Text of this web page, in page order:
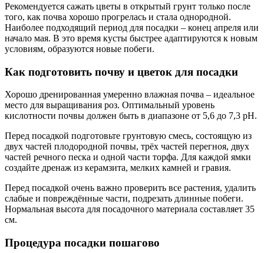
Рекомендуется сажать цветы в открытый грунт только после
того, как почва хорошо прогрелась и стала однородной.
Наиболее подходящий период для посадки – конец апреля или
начало мая. В это время кусты быстрее адаптируются к новым
условиям, образуются новые побеги.
Как подготовить почву и цветок для посадки
Хорошо дренированная умеренно влажная почва – идеальное
место для выращивания роз. Оптимальный уровень
кислотности почвы должен быть в диапазоне от 5,6 до 7,3 pH.
Перед посадкой подготовьте грунтовую смесь, состоящую из
двух частей плодородной почвы, трёх частей перегноя, двух
частей речного песка и одной части торфа. Для каждой ямки
создайте дренаж из керамзита, мелких камней и гравия.
Перед посадкой очень важно проверить все растения, удалить
слабые и повреждённые части, подрезать длинные побеги.
Нормальная высота для посадочного материала составляет 35
см.
Процедура посадки пошагово